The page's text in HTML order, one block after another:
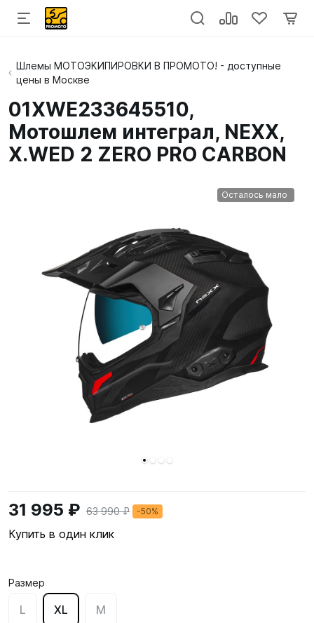
Шлемы МОТОЭКИПИРОВКИ В ПРОМОТО! - доступные
цены в Москве
01XWE233645510,
Мотошлем интеграл, NEXX,
X.WED 2 ZERO PRO CARBON
Осталось мало
31 995 ₽ 63 990 ₽ -50%
Купить в один клик
Размер
L XL M